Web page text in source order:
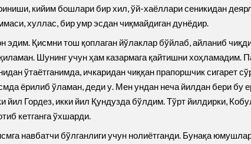
кийим бошлари бир хил, ўй-хаёллари сеникидан
хуллас, бир умр эсдан чиқмайдиган дунёдир.
эдим. Қисмни тош қоплаган йўлаклар бўйлаб, айланиб
Шунинг учун ҳам казармага қайтишни хоҳламадим.
ўтаётганимда, ичкаридан чиққан прапоршчик сигарет
ёрилиб ўламан, деди у. Мен ундан неча йилдан бери бу
йил Гордез, икки йил Қундузда бўлдим. Тўрт йилдирки,
кетганга ўхшарди.
навбатчи бўлганлиги учун нолиётганди. Бунақа